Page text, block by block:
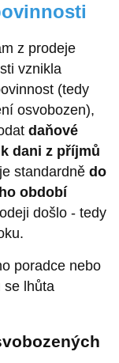
z prodeje
vznikla
(tedy
osvobozen),
daňové
dani z příjmů
standardně do
období
došlo - tedy
poradce nebo
se lhůta